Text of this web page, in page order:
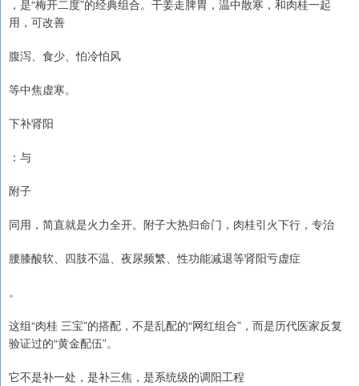
，是“梅开二度”的经典组合。干姜走脾胃，温中散寒，和肉桂一起
用，可改善
腹泻、食少、怕冷怕风
等中焦虚寒。
下补肾阳
：与
附子
同用，简直就是火力全开。附子大热归命门，肉桂引火下行，专治
腰膝酸软、四肢不温、夜尿频繁、性功能减退等肾阳亏虚症
。
这组“肉桂 三宝”的搭配，不是乱配的“网红组合”，而是历代医家反复
验证过的“黄金配伍”。
它不是补一处，是补三焦，是系统级的调阳工程